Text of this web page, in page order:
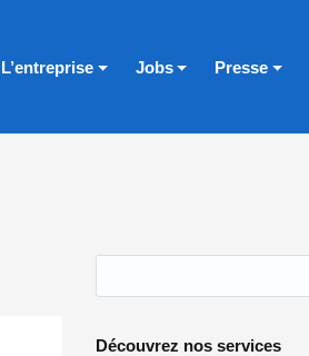
L’entreprise Jobs Presse
Découvrez nos services